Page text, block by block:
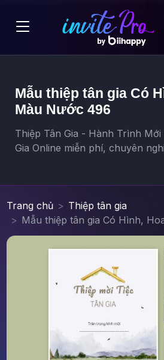
Mẫu thiệp tân gia Có
Màu Nước 496
Thiệp Tân Gia - Hành Trình
Gia Online miễn phí, chuyên
Trang chủ
Thiệp tân gia
Mẫu thiệp tân gia Có Hình,